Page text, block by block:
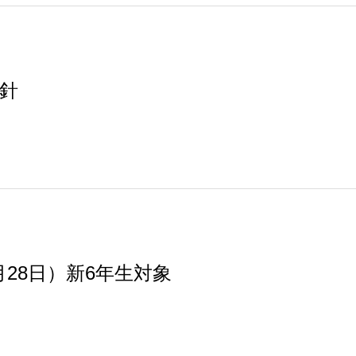
日）新6年生対象